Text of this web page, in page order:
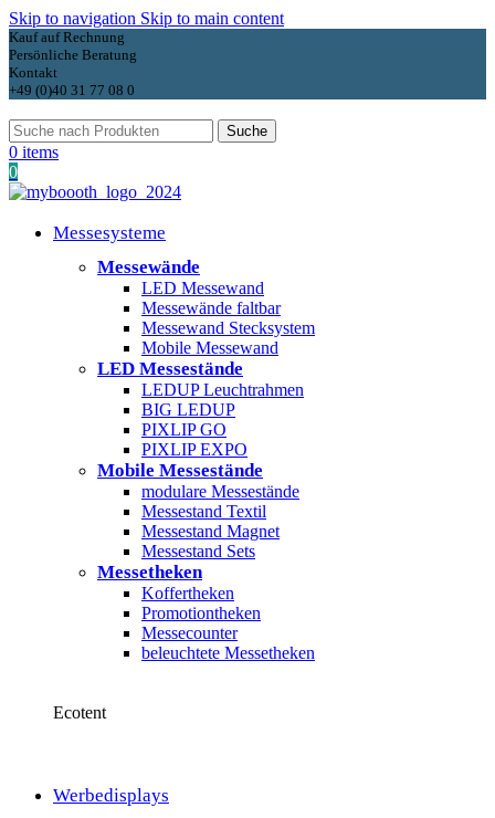
Skip to navigation Skip to main content
Kauf auf Rechnung
Persönliche Beratung
Kontakt
+49 (0)40 31 77 08 0
Suche
0 items
0
Messesysteme
Messewände
LED Messewand
Messewände faltbar
Messewand Stecksystem
Mobile Messewand
LED Messestände
LEDUP Leuchtrahmen
BIG LEDUP
PIXLIP GO
PIXLIP EXPO
Mobile Messestände
modulare Messestände
Messestand Textil
Messestand Magnet
Messestand Sets
Messetheken
Koffertheken
Promotiontheken
Messecounter
beleuchtete Messetheken
Ecotent
Werbedisplays